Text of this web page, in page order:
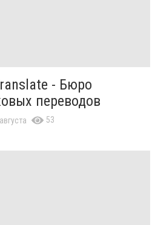
- Бюро
переводов
53